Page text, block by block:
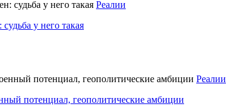
Реалии
у него такая
Реалии
потенциал, геополитические амбиции